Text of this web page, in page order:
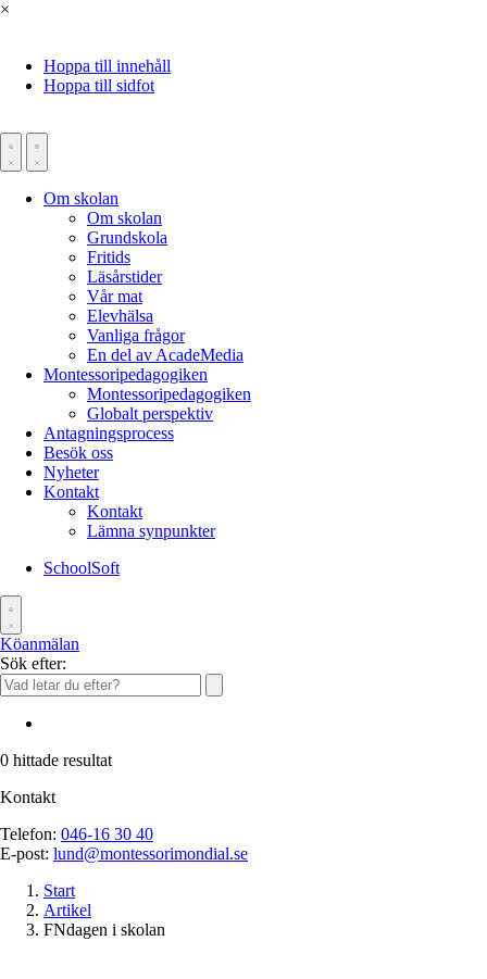
×
Hoppa till innehåll
Hoppa till sidfot
Om skolan
Om skolan
Grundskola
Fritids
Läsårstider
Vår mat
Elevhälsa
Vanliga frågor
En del av AcadeMedia
Montessoripedagogiken
Montessoripedagogiken
Globalt perspektiv
Antagningsprocess
Besök oss
Nyheter
Kontakt
Kontakt
Lämna synpunkter
SchoolSoft
Köanmälan
Sök efter:
0 hittade resultat
Kontakt
Telefon: 046-16 30 40
E-post: lund@montessorimondial.se
Start
Artikel
FNdagen i skolan